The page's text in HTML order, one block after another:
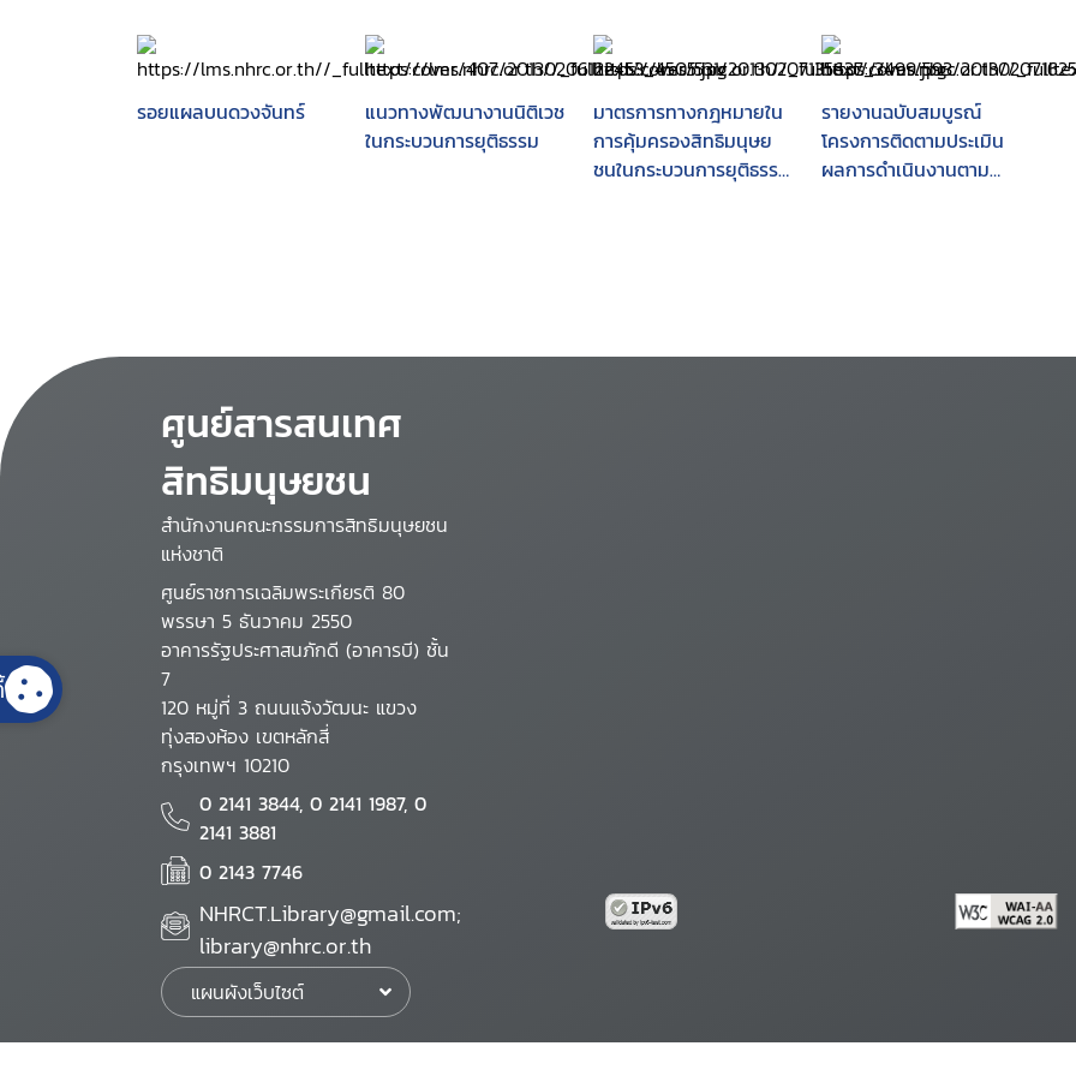
รอยแผลบนดวงจันทร์
แนวทางพัฒนางานนิติเวช
ในกระบวนการยุติธรรม
มาตรการทางกฎหมายใน
การคุ้มครองสิทธิมนุษย
ชนในกระบวนการยุติธรรม
รายงานฉบับสมบูรณ์
โครงการติดตามประเมิน
ผลการดำเนินงานตาม
ศูนย์สารสนเทศ
สิทธิมนุษยชน
สำนักงานคณะกรรมการสิทธิมนุษยชน
แห่งชาติ
ศูนย์ราชการเฉลิมพระเกียรติ 80
พรรษา 5 ธันวาคม 2550
อาคารรัฐประศาสนภักดี (อาคารบี) ชั้น
7
120 หมู่ที่ 3 ถนนแจ้งวัฒนะ แขวง
ทุ่งสองห้อง เขตหลักสี่
กรุงเทพฯ 10210
0 2141 3844, 0 2141 1987, 0
2141 3881
0 2143 7746
NHRCT.Library@gmail.com;
library@nhrc.or.th
แผนผังเว็บไซต์